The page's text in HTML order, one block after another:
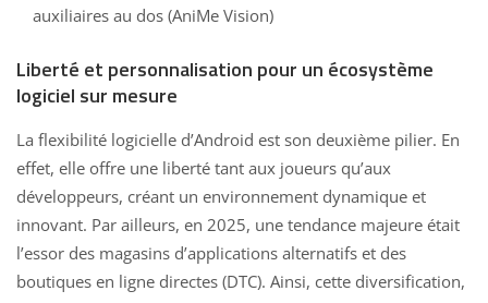
auxiliaires au dos (AniMe Vision)
Liberté et personnalisation pour un écosystème
logiciel sur mesure
La flexibilité logicielle d’Android est son deuxième pilier. En
effet, elle offre une liberté tant aux joueurs qu’aux
développeurs, créant un environnement dynamique et
innovant. Par ailleurs, en 2025, une tendance majeure était
l’essor des magasins d’applications alternatifs et des
boutiques en ligne directes (DTC). Ainsi, cette diversification,